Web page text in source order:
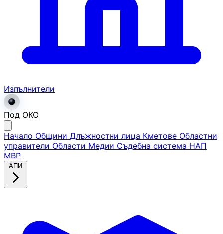
Изпълнители
Под ОКО
Начало Общини Длъжностни лица Кметове Областни
управители Области Медии Съдебна система НАП
МВР
АПИ